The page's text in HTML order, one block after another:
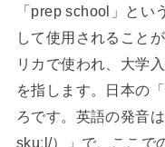
「prep school」とい
して使用されること
リカで使われ、大学
を指します。日本の
ろです。英語の発音
skuːl/）」で、ここで